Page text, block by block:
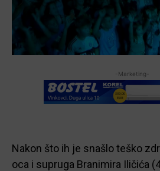
-Marketing-
Nakon što ih je snašlo teško
oca i supruga Branimira Iličića